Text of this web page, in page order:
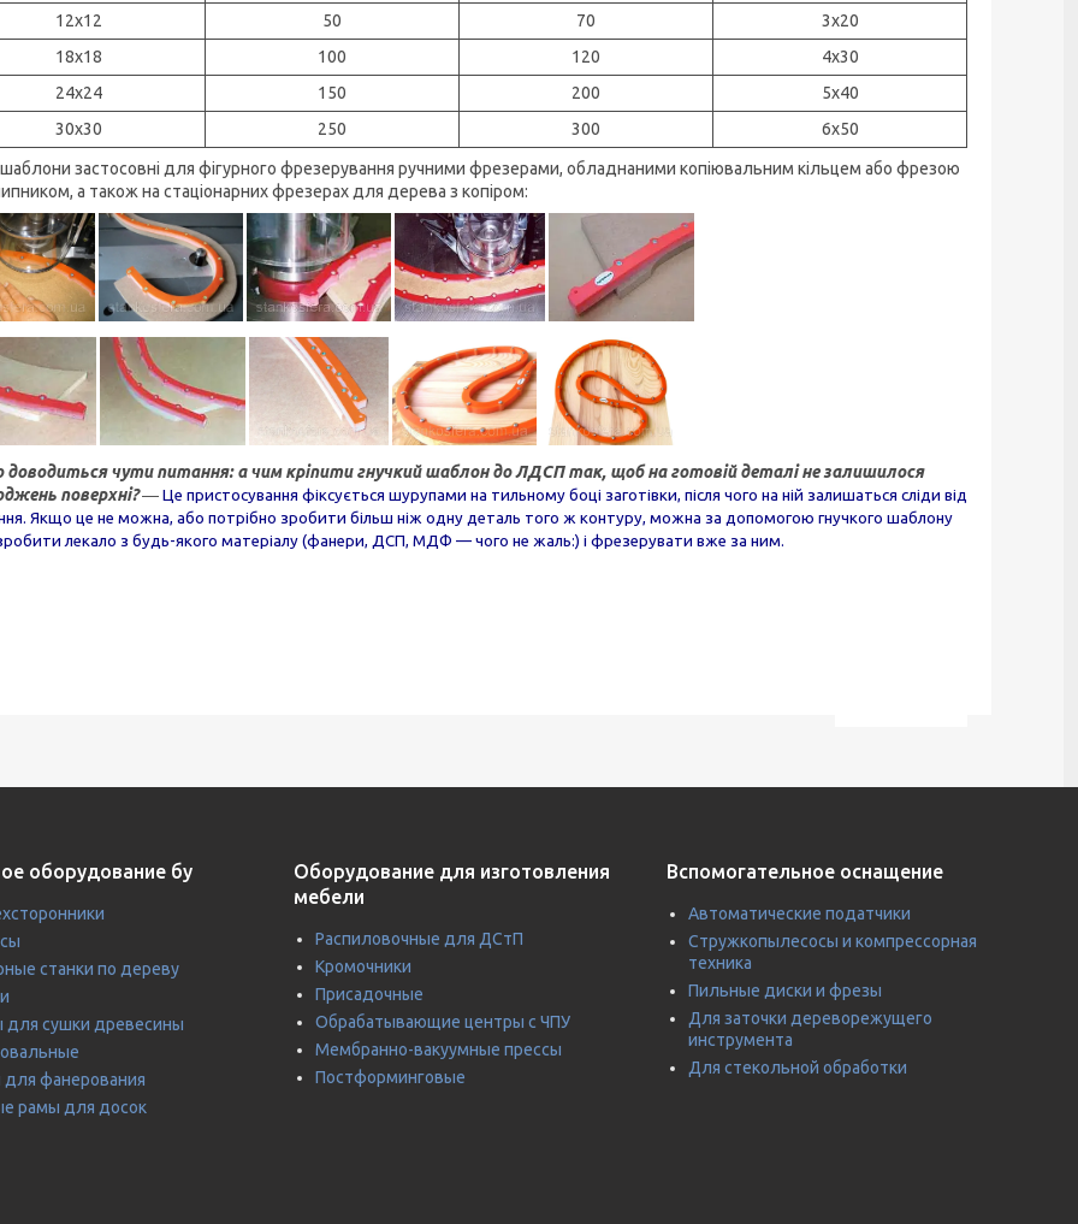
12х12 50 70
3х20
18х18
100 120
4х30
24х24
150 200
5х40
30х30
250 300 6х50
шаблони застосовні для фігурного фрезерування ручними фрезерами, обладнаними копіювальним кільцем або фрезою
а також на стаціонарних фрезерах для дерева з копіром:
доводиться чути питання: а чим кріпити гнучкий шаблон до ЛДСП так, щоб на готовій деталі не залишилося
поверхні?― Це пристосування фіксується шурупами на тильному боці заготівки, після чого на ній залишаться сліди від
Якщо це не можна, або потрібно зробити більш ніж одну деталь того ж контуру, можна за допомогою гнучкого шаблону
лекало з будь-якого матеріалу (фанери, ДСП, МДФ — чого не жаль:) і фрезерувати вже за ним.
оборудование бу
станки по дереву
для сушки древесины
для фанерования
рамы для досок
Оборудование для изготовления
мебели
Распиловочные для ДСтП
Кромочники
Присадочные
Обрабатывающие центры с ЧПУ
Мембранно-вакуумные прессы
Постформинговые
Вспомогательное оснащение
Автоматические податчики
Стружкопылесосы и компрессорная
техника
Пильные диски и фрезы
Для заточки дереворежущего
инструмента
Для стекольной обработки